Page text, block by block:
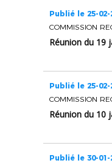
Publié le 25-02-
Réunion du 19
Publié le 25-02-
Réunion du 10
Publié le 30-01-